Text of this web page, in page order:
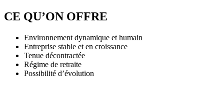
CE QU’ON OFFRE
Environnement dynamique et humain
Entreprise stable et en croissance
Tenue décontractée
Régime de retraite
Possibilité d’évolution